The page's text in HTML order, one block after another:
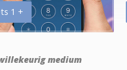
1 +
medium